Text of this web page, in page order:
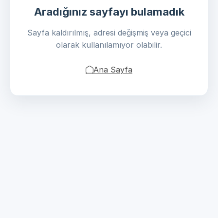
Aradığınız sayfayı bulamadık
Sayfa kaldırılmış, adresi değişmiş veya geçici
olarak kullanılamıyor olabilir.
Ana Sayfa